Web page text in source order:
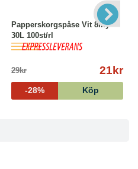
Papperskorgspåse Vit 8my
30L 100st/rl
29kr 21kr
-28% Köp